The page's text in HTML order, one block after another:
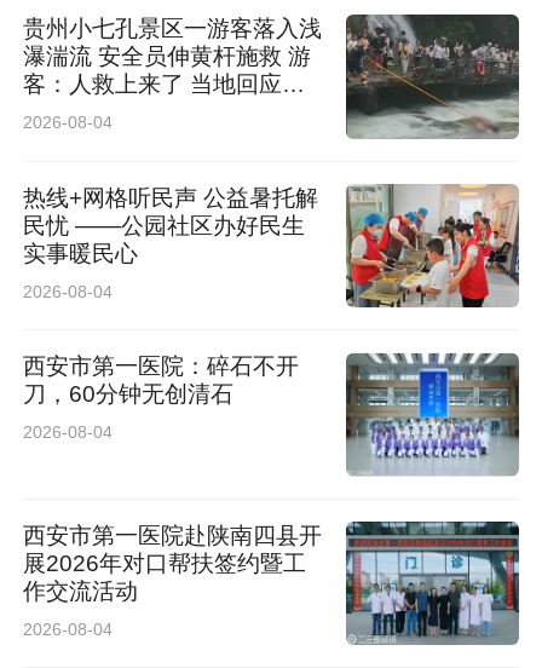
贵州小七孔景区一游客落入浅
瀑湍流 安全员伸黄杆施救 游
客：人救上来了 当地回应：
完全按照救援标准，景区跟进
2026-08-04
热线+网格听民声 公益暑托解
民忧 ——公园社区办好民生
实事暖民心
2026-08-04
西安市第一医院：碎石不开
刀，60分钟无创清石
2026-08-04
西安市第一医院赴陕南四县开
展2026年对口帮扶签约暨工
作交流活动
2026-08-04